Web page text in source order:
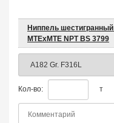
Ниппель
MTEхMTE NPT BS 3799
Кол-во: т